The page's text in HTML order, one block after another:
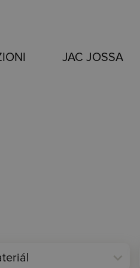
JAC JOSSA
expand_more